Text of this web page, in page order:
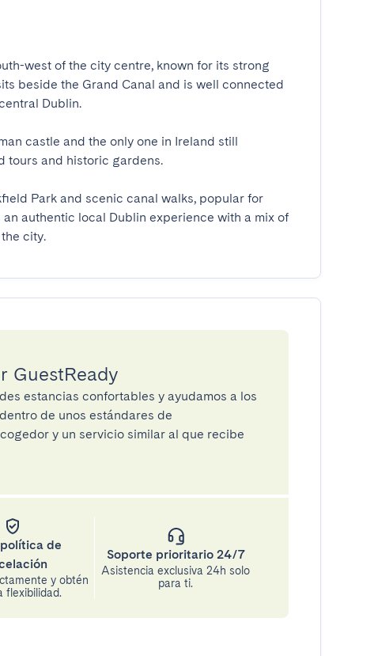
west of the city centre, known for its strong
beside the Grand Canal and is well connected
Dublin.
castle and the only one in Ireland still
tours and historic gardens.
Park and scenic canal walks, popular for
authentic local Dublin experience with a mix of
city.
GuestReady
estancias confortables y ayudamos a los
de unos estándares de
y un servicio similar al que recibe
de
y obtén
flexibilidad.
Soporte prioritario 24/7
Asistencia exclusiva 24h solo
para ti.